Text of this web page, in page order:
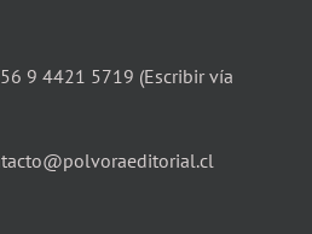
9 4421 5719 (Escribir vía